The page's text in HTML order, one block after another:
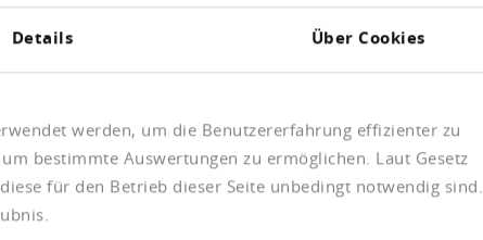
Details Über Cookies
werden, um die Benutzererfahrung effizienter zu
bestimmte Auswertungen zu ermöglichen. Laut Gesetz
für den Betrieb dieser Seite unbedingt notwendig sind.
Help-Desk in Neuss: